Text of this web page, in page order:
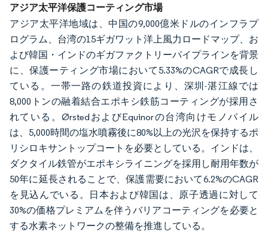
アジア太平洋保護コーティング市場
アジア太平洋地域は、中国の9,000億米ドルのインフラプ
ログラム、台湾の15ギガワット洋上風力ロードマップ、お
よび韓国・インドのギガファクトリーパイプラインを背景
に、保護ーティング市場において5.33%のCAGRで成長し
ている。一帯一路の鉄道投資により、深圳-湛江線では
8,000トンの融着結合エポキシ鉄筋コーティングが採用さ
れている。ØrstedおよびEquinorの台湾向けモノパイル
は、5,000時間の塩水噴霧後に80%以上の光沢を保持するポ
リシロキサントップコートを必要としている。インドは、
ダクタイル鉄管がエポキシライニングを採用し耐用年数が
50年に延長されることで、保護需要において6.2%のCAGR
を見込んでいる。日本および韓国は、原子透過に対して
30%の価格プレミアムを伴うバリアコーティングを必要と
する水素ネットワークの整備を推進している。